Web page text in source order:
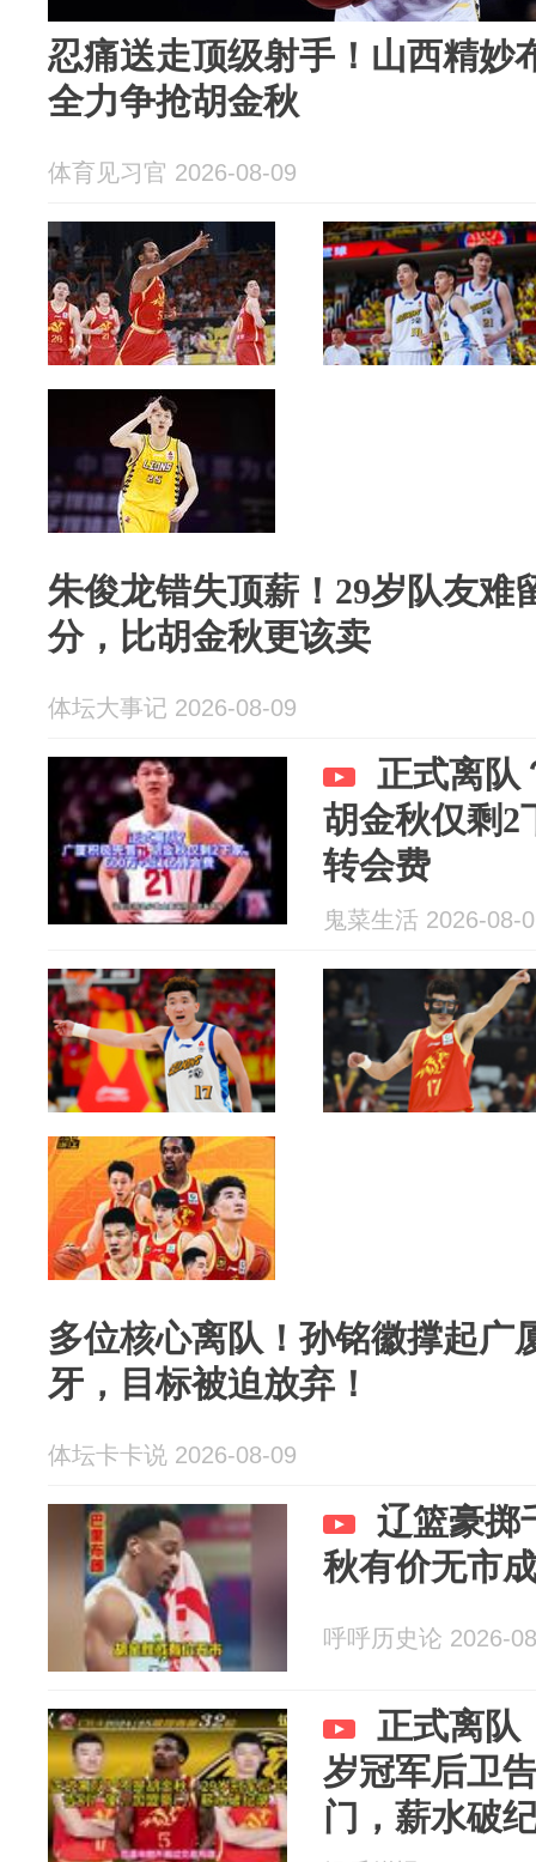
忍痛送走顶级射手！山西精妙
全力争抢胡金秋
体育见习官 2026-08-09
朱俊龙错失顶薪！29岁队友难
分，比胡金秋更该卖
体坛大事记 2026-08-09
正式离队
胡金秋仅剩2
转会费
鬼菜生活 2026-08-
多位核心离队！孙铭徽撑起广
牙，目标被迫放弃！
体坛卡卡说 2026-08-09
辽篮豪掷
秋有价无市
呼呼历史论 2026-
正式离队
岁冠军后卫
门，薪水破